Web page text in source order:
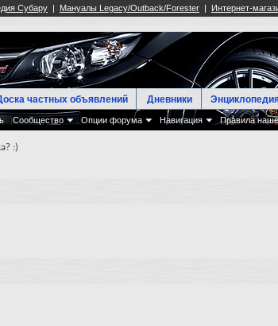
Сообщество Опции форума Навигация Правила
частных объявлений Дневники
:)